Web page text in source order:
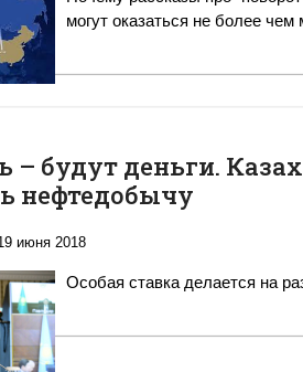
могут оказаться не более
– будут деньги.
нефтедобычу
июня 2018
Особая ставка делается на